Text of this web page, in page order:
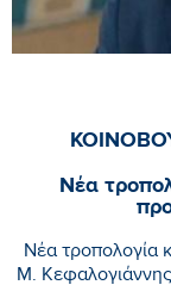
Νέα
Νέα τροπολογία
Μ.